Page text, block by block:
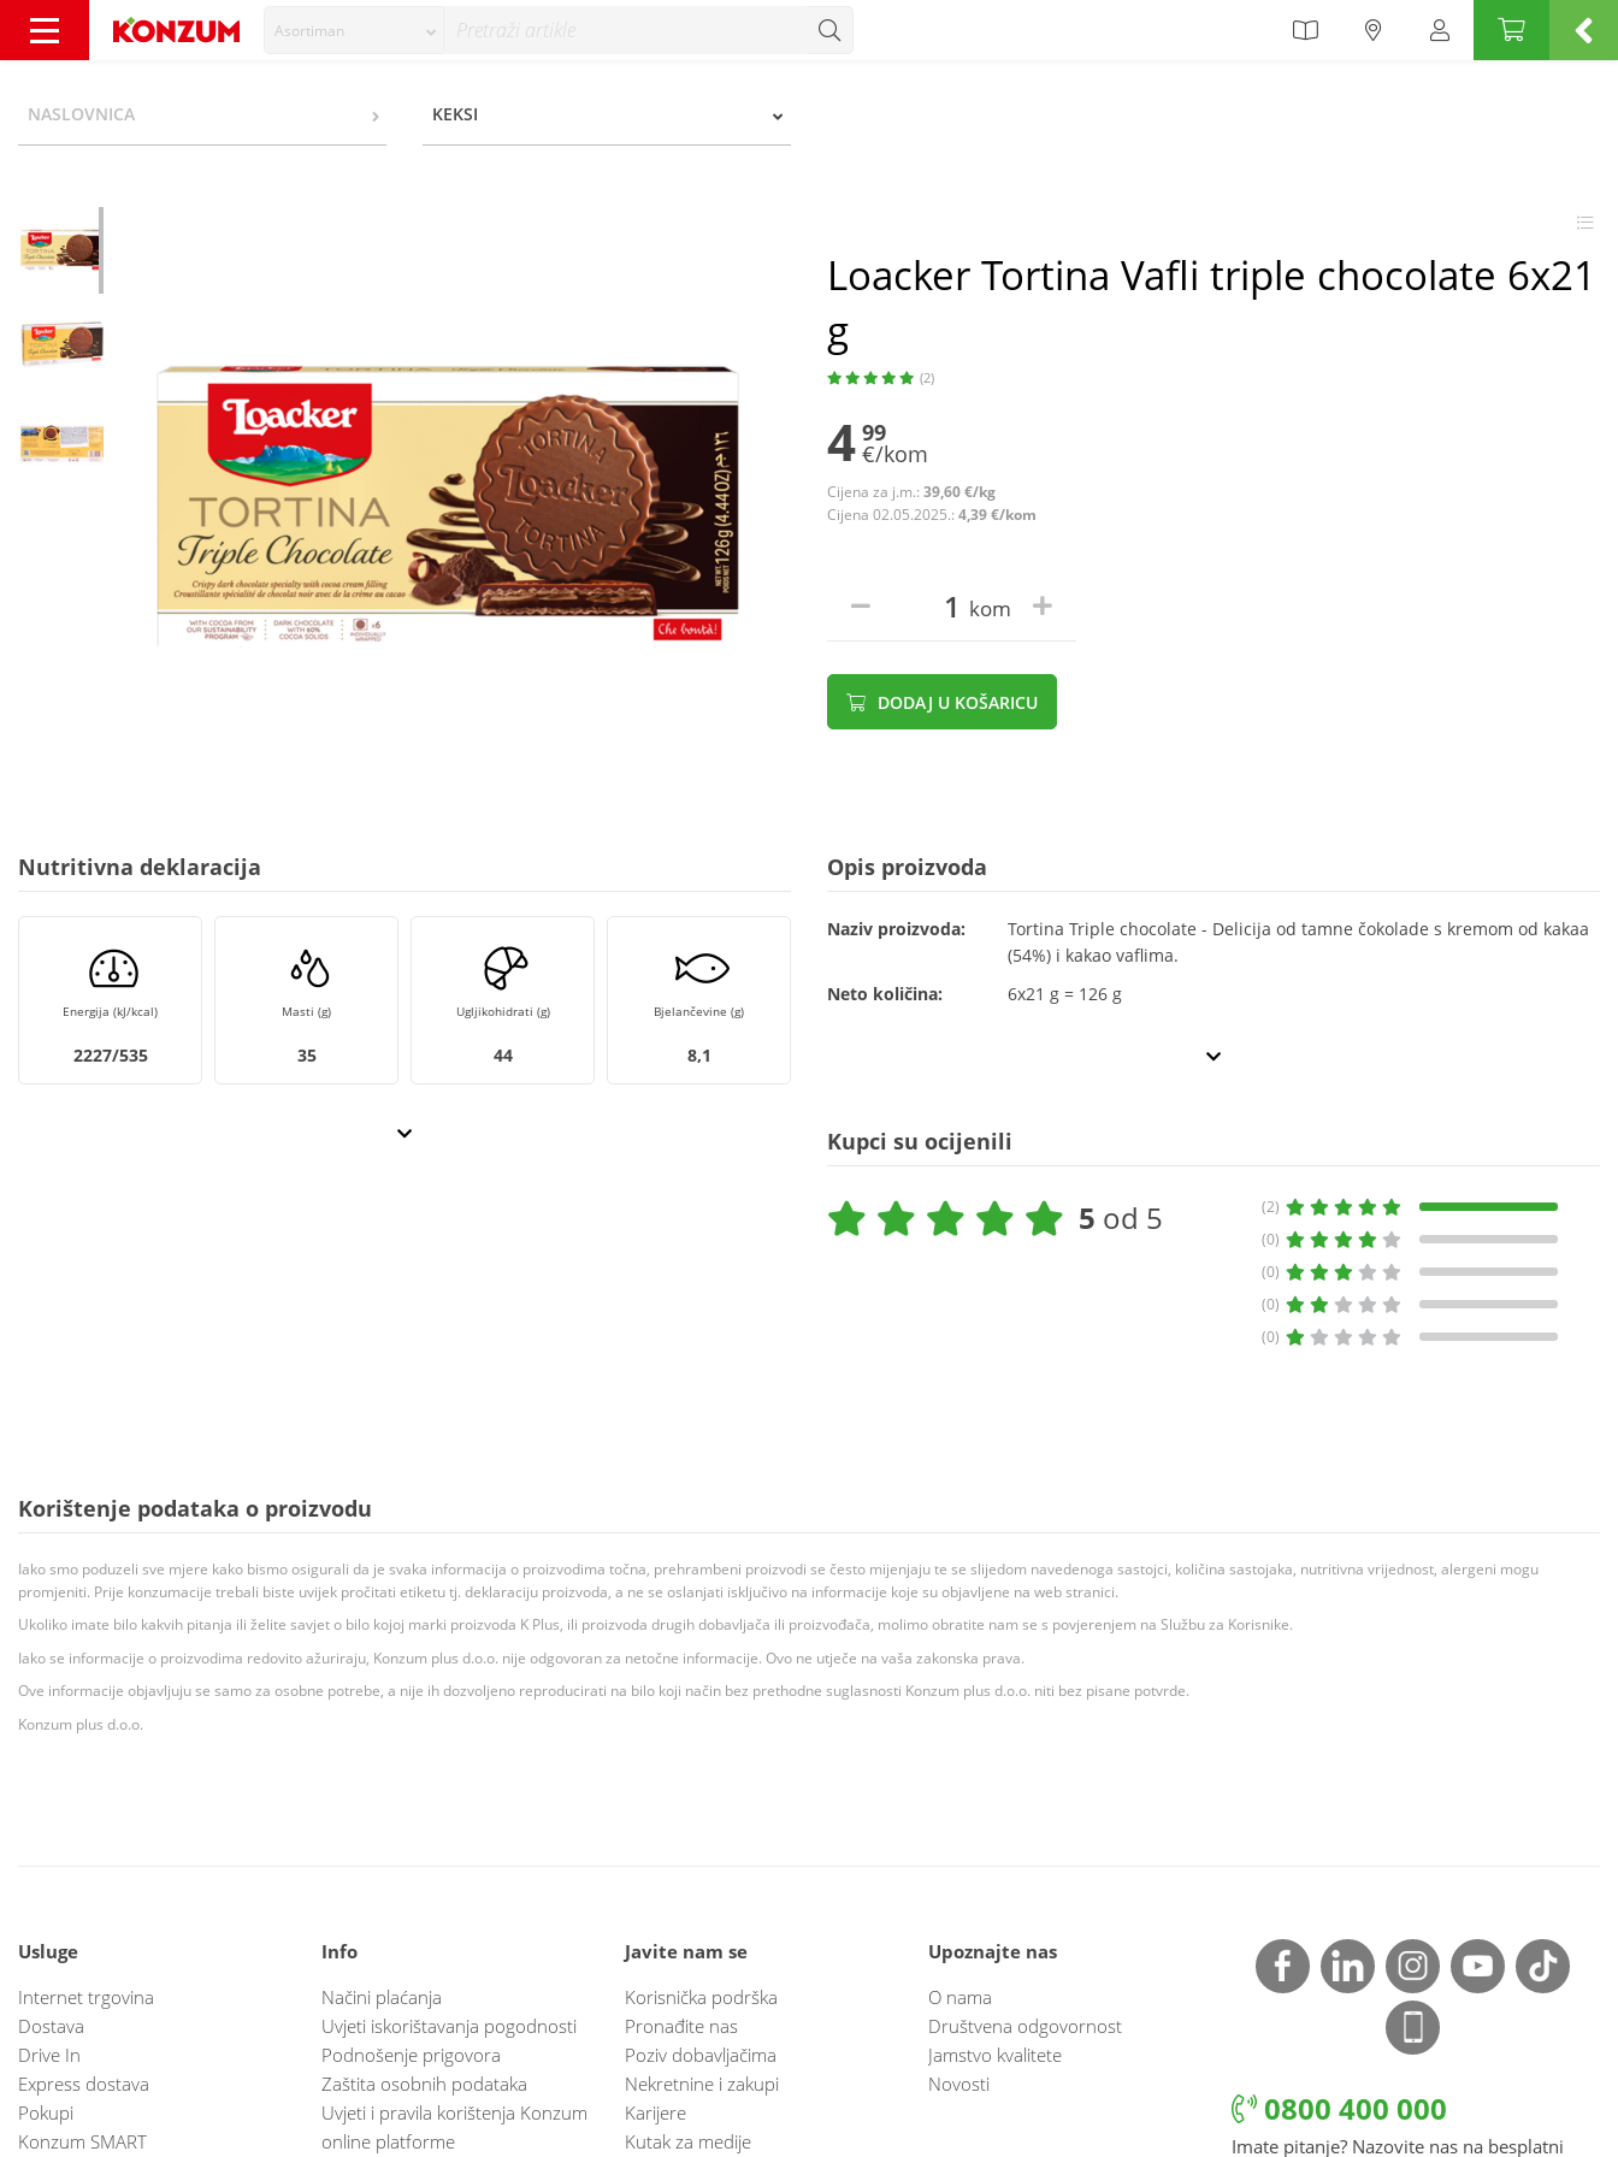
Asortiman
NASLOVNICA KEKSI
Loacker Tortina Vafli triple chocolate 6x21
g
(2)
4 99
€/kom
Cijena za j.m.: 39,60 €/kg
Cijena 02.05.2025.: 4,39 €/kom
kom
DODAJ U KOŠARICU
Nutritivna deklaracija
Energija (kJ/kcal)
2227/535
Masti (g)
35
Ugljikohidrati (g)
44
Bjelančevine (g)
8,1
Opis proizvoda
Naziv proizvoda:
Tortina Triple chocolate - Delicija od tamne čokolade s kremom od kakaa
(54%) i kakao vaflima.
Neto količina:
6x21 g = 126 g
Kupci su ocijenili
5 od 5
(2)
(0)
(0)
(0)
(0)
Korištenje podataka o proizvodu
Iako smo poduzeli sve mjere kako bismo osigurali da je svaka informacija o proizvodima točna, prehrambeni proizvodi se često mijenjaju te se slijedom navedenoga sastojci, količina sastojaka, nutritivna vrijednost, alergeni mogu
promjeniti. Prije konzumacije trebali biste uvijek pročitati etiketu tj. deklaraciju proizvoda, a ne se oslanjati isključivo na informacije koje su objavljene na web stranici.
Ukoliko imate bilo kakvih pitanja ili želite savjet o bilo kojoj marki proizvoda K Plus, ili proizvoda drugih dobavljača ili proizvođača, molimo obratite nam se s povjerenjem na Službu za Korisnike.
Iako se informacije o proizvodima redovito ažuriraju, Konzum plus d.o.o. nije odgovoran za netočne informacije. Ovo ne utječe na vaša zakonska prava.
Ove informacije objavljuju se samo za osobne potrebe, a nije ih dozvoljeno reproducirati na bilo koji način bez prethodne suglasnosti Konzum plus d.o.o. niti bez pisane potvrde.
Konzum plus d.o.o.
Usluge
Internet trgovina
Dostava
Drive In
Express dostava
Pokupi
Konzum SMART
Info
Načini plaćanja
Uvjeti iskorištavanja pogodnosti
Podnošenje prigovora
Zaštita osobnih podataka
Uvjeti i pravila korištenja Konzum
online platforme
Javite nam se
Korisnička podrška
Pronađite nas
Poziv dobavljačima
Nekretnine i zakupi
Karijere
Kutak za medije
Upoznajte nas
O nama
Društvena odgovornost
Jamstvo kvalitete
Novosti
0800 400 000
Imate pitanje? Nazovite nas na besplatni